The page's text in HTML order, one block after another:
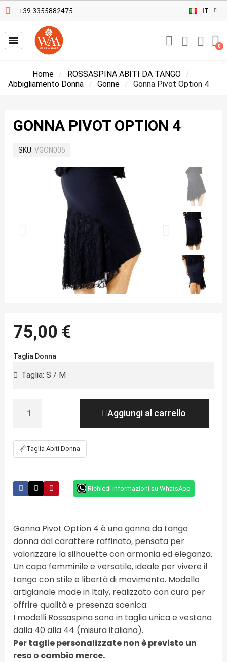
+39 3355882475 IT
Home
ROSSASPINA ABITI DA TANGO
Abbigliamento Donna
Gonne Gonna Pivot Option 4
GONNA PIVOT OPTION 4
SKU VGON005
75,00 €
Taglia Donna
Aggiungi al carrello
📏Taglia Abiti Donna
Richiedi informazioni su WhatsApp
Gonna Pivot Option 4 è una gonna da tango
donna dal carattere raffinato, pensata per
valorizzare la silhouette con armonia ed eleganza.
Un capo femminile e versatile, ideale per vivere il
tango con stile e libertà di movimento. Modello
artigianale made in Italy, realizzato con cura per
offrire qualità e presenza scenica.
I modelli Rossaspina sono in taglia unica e vestono
dalla 40 alla 44 (misura italiana).
Per taglie personalizzate non è previsto un
reso o cambio merce.